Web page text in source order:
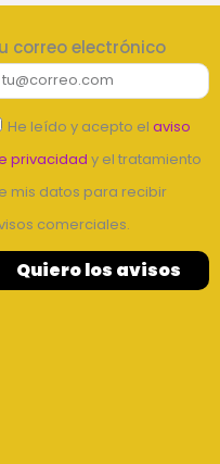
correo electrónico
He leído y acepto el aviso
privacidad y el tratamiento
mis datos para recibir
comerciales.
Quiero los avisos